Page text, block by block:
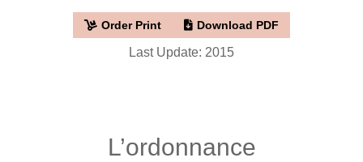
Order Print Download PDF
Last Update: 2015
L’ordonnance